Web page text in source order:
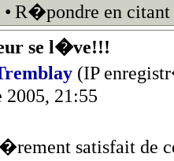
• R�pondre en citant
se l�ve!!!
(IP
2005, 21:55
satisfait de